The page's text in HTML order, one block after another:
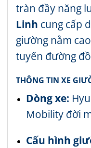
tràn đầy năng
Linh cung cấp
giường nằm
tuyến đường
THÔNG TIN XE
Dòng xe:
Mobility đời
Cấu hình